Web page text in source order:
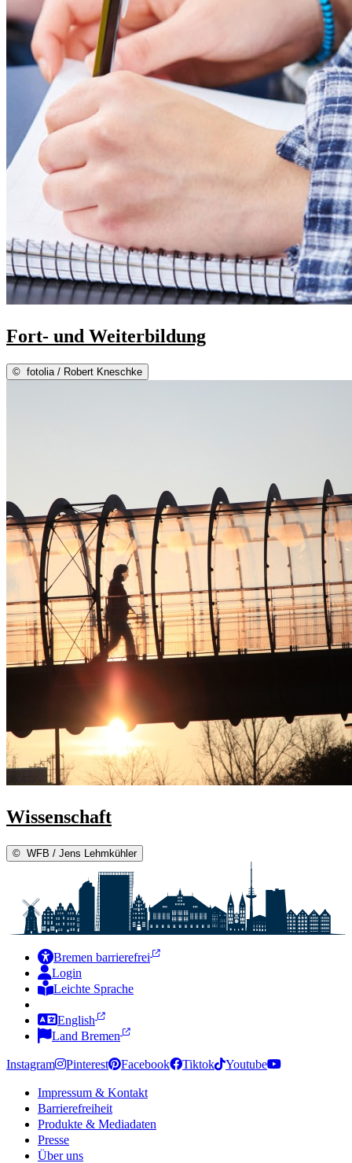
Fort- und Weiterbildung
© fotolia / Robert Kneschke
Wissenschaft
© WFB / Jens Lehmkühler
Bremen barrierefrei
Login
Leichte Sprache
English
Land Bremen
Instagram Pinterest Facebook Tiktok Youtube
Impressum & Kontakt
Barrierefreiheit
Produkte & Mediadaten
Presse
Über uns